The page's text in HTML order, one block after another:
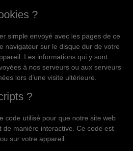
?
simple envoyé avec les pages de ce
navigateur sur le disque dur de votre
Les informations qui y sont
à nos serveurs ou aux serveurs
lors d’une visite ultérieure.
?
code utilisé pour que notre site web
de manière interactive. Ce code est
sur votre appareil.